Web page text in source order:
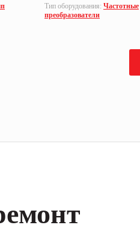
Тип оборудования: Частотные
преобразователи